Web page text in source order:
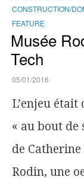
CONSTRUCTION/
FEATURE
Musée
Tech
05/01/2016
L’enjeu
« au bout de
de
Rodin, une